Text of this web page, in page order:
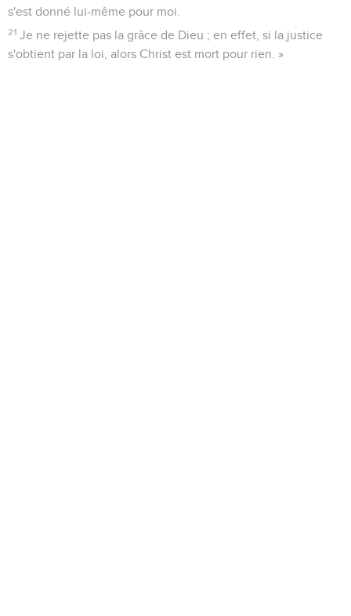
s'est donné lui-même pour moi.
21 Je ne rejette pas la grâce de Dieu ; en effet, si la justice
s'obtient par la loi, alors Christ est mort pour rien. »